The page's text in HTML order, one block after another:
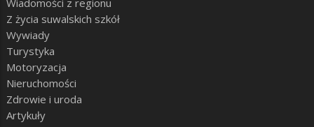
Z życia suwalskich szkół
Wywiady
Turystyka
Motoryzacja
Nieruchomości
Zdrowie i uroda
Artykuły